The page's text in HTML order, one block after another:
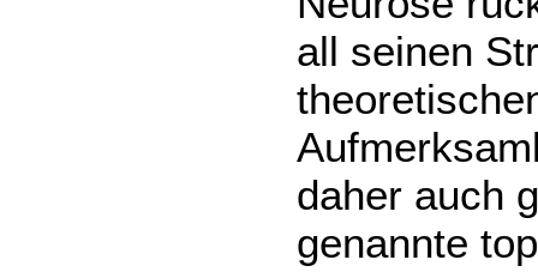
all seinen
daher auch
genannte